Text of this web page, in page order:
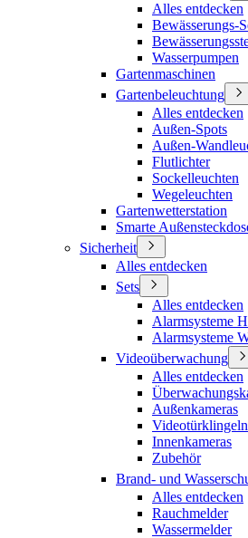
Alles entdecken
Bewässerungs-
Wasserpumpen
Gartenmaschinen
Gartenbeleuchtung
Alles entdecken
Außen-Spots
Außen-
Flutlichter
Sockelleuchten
Wegeleuchten
Gartenwetterstation
Smarte
Sicherheit
Alles entdecken
Sets
Alles entdecken
Alarmsysteme
Alarmsysteme
Videoüberwachung
Alles entdecken
Außenkameras
Videotürklingeln
Innenkameras
Zubehör
Brand- und
Alles entdecken
Rauchmelder
Wassermelder